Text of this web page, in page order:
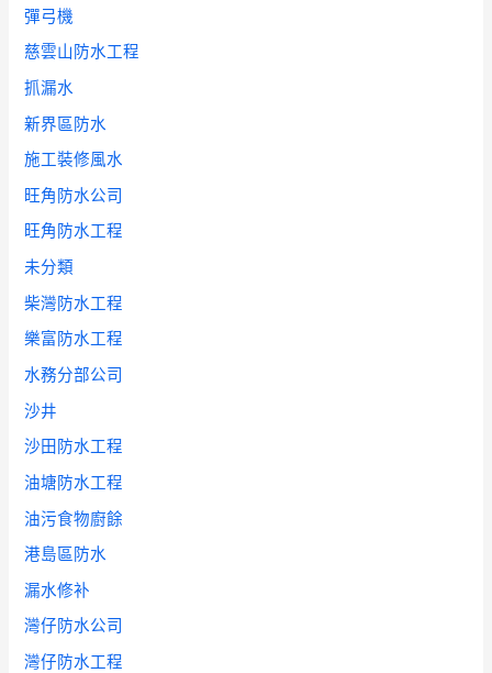
彈弓機
慈雲山防水工程
抓漏水
新界區防水
施工裝修風水
旺角防水公司
旺角防水工程
未分類
柴灣防水工程
樂富防水工程
水務分部公司
沙井
沙田防水工程
油塘防水工程
油污食物廚餘
港島區防水
漏水修补
灣仔防水公司
灣仔防水工程